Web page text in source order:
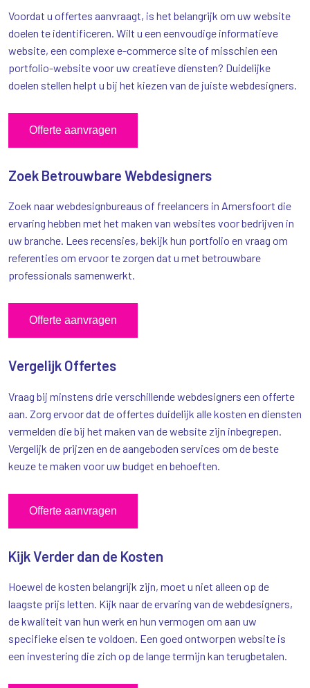
Voordat u offertes aanvraagt, is het belangrijk om uw website
doelen te identificeren. Wilt u een eenvoudige informatieve
website, een complexe e-commerce site of misschien een
portfolio-website voor uw creatieve diensten? Duidelijke
doelen stellen helpt u bij het kiezen van de juiste webdesigners.
Offerte aanvragen
Zoek Betrouwbare Webdesigners
Zoek naar webdesignbureaus of freelancers in Amersfoort die
ervaring hebben met het maken van websites voor bedrijven in
uw branche. Lees recensies, bekijk hun portfolio en vraag om
referenties om ervoor te zorgen dat u met betrouwbare
professionals samenwerkt.
Offerte aanvragen
Vergelijk Offertes
Vraag bij minstens drie verschillende webdesigners een offerte
aan. Zorg ervoor dat de offertes duidelijk alle kosten en diensten
vermelden die bij het maken van de website zijn inbegrepen.
Vergelijk de prijzen en de aangeboden services om de beste
keuze te maken voor uw budget en behoeften.
Offerte aanvragen
Kijk Verder dan de Kosten
Hoewel de kosten belangrijk zijn, moet u niet alleen op de
laagste prijs letten. Kijk naar de ervaring van de webdesigners,
de kwaliteit van hun werk en hun vermogen om aan uw
specifieke eisen te voldoen. Een goed ontworpen website is
een investering die zich op de lange termijn kan terugbetalen.